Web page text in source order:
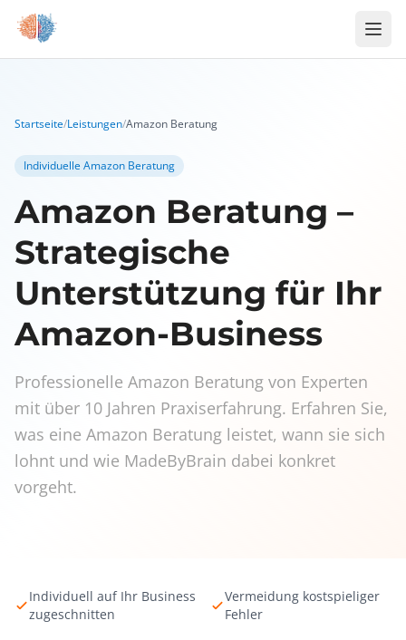
Zum Inhalt springen
Startseite/Leistungen/Amazon Beratung
Individuelle Amazon Beratung
Amazon Beratung –
Strategische
Unterstützung für Ihr
Amazon-Business
Professionelle Amazon Beratung von Experten
mit über 10 Jahren Praxiserfahrung. Erfahren Sie,
was eine Amazon Beratung leistet, wann sie sich
lohnt und wie MadeByBrain dabei konkret
vorgeht.
Individuell auf Ihr Business
zugeschnitten
Vermeidung kostspieliger
Fehler